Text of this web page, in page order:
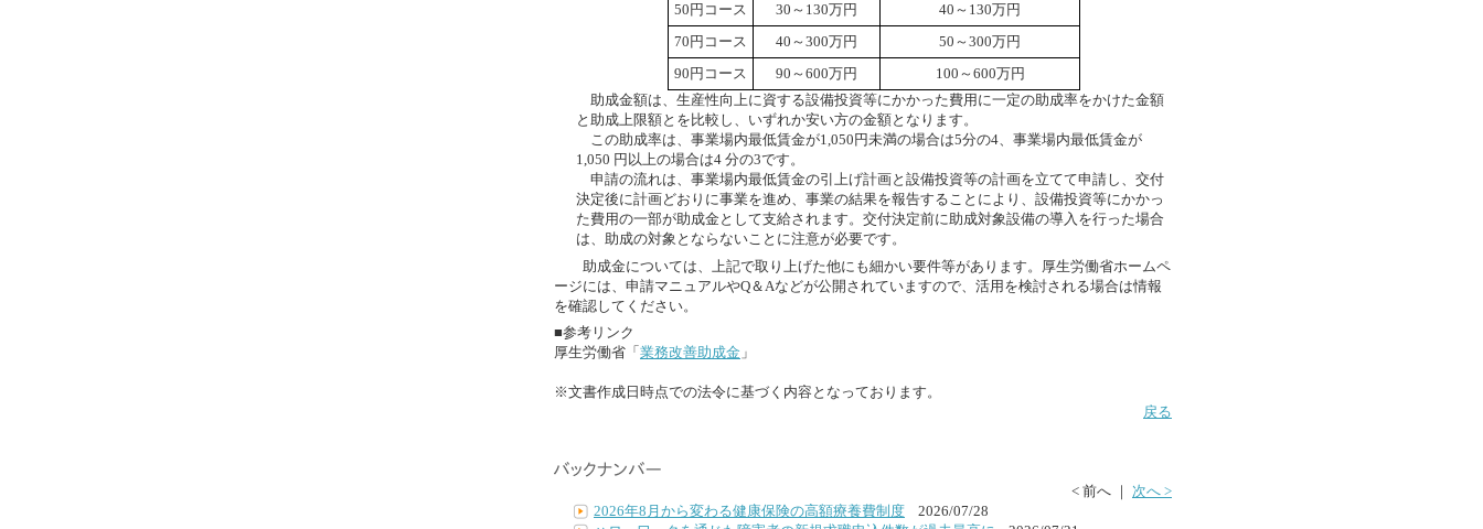
50円コース
30～130万円
40～130万円
70円コース
40～300万円
50～300万円
90円コース
90～600万円
100～600万円
助成金額は、生産性向上に資する設備投資等にかかった費用に一定の助成率をかけた金額
と助成上限額とを比較し、いずれか安い方の金額となります。
この助成率は、事業場内最低賃金が1,050円未満の場合は5分の4、事業場内最低賃金が
1,050 円以上の場合は4 分の3です。
申請の流れは、事業場内最低賃金の引上げ計画と設備投資等の計画を立てて申請し、交付
決定後に計画どおりに事業を進め、事業の結果を報告することにより、設備投資等にかかっ
た費用の一部が助成金として支給されます。交付決定前に助成対象設備の導入を行った場合
は、助成の対象とならないことに注意が必要です。
助成金については、上記で取り上げた他にも細かい要件等があります。厚生労働省ホームペ
ージには、申請マニュアルやQ＆Aなどが公開されていますので、活用を検討される場合は情報
を確認してください。
■参考リンク
厚生労働省「 業務改善助成金 」
※文書作成日時点での法令に基づく内容となっております。
戻る
< 前へ ｜ 次へ >
2026年8月から変わる健康保険の高額療養費制度
2026/07/28